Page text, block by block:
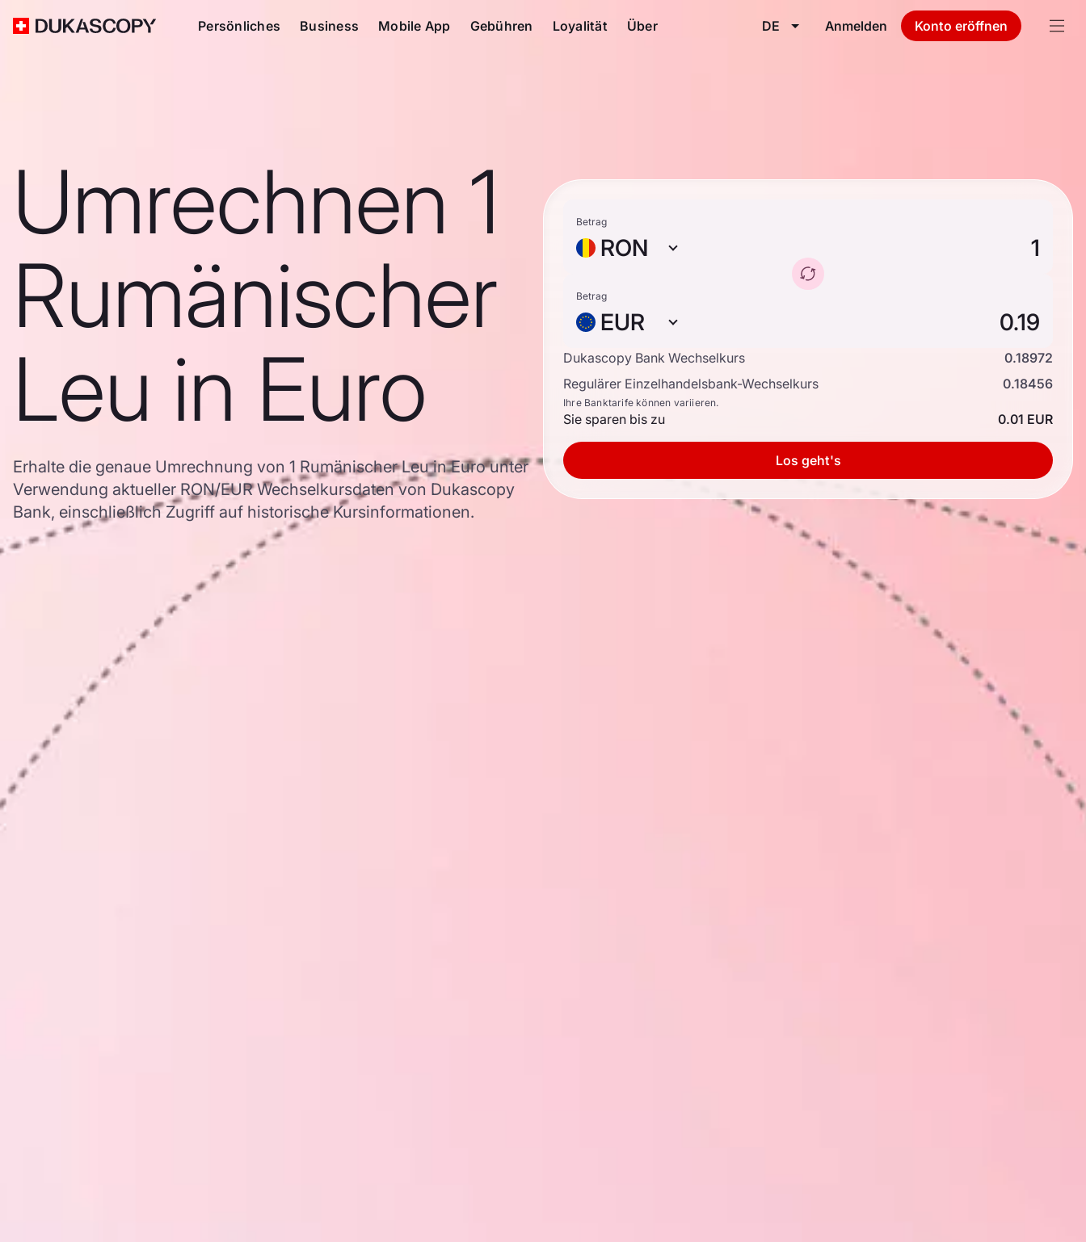
Persönliches Business Mobile App Gebühren Loyalität Über DE Anmelden Konto eröffnen
Umrechnen 1
Rumänischer
Leu in Euro
Erhalte die genaue Umrechnung von 1 Rumänischer Leu in Euro unter
Verwendung aktueller RON/EUR Wechselkursdaten von Dukascopy
Bank, einschließlich Zugriff auf historische Kursinformationen.
Betrag
RON
Betrag
EUR
Dukascopy Bank Wechselkurs
0.18972
Regulärer Einzelhandelsbank-Wechselkurs
0.18456
Ihre Banktarife können variieren.
Sie sparen bis zu 0.01 EUR
Los geht's